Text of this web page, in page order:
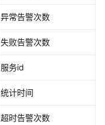
异常告警次数
失败告警次数
服务id
统计时间
超时告警次数